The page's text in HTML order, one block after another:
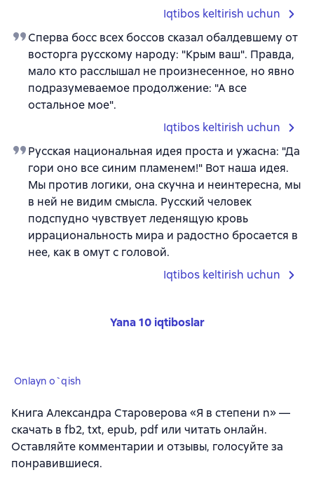
Iqtibos keltirish uchun
Сперва босс всех боссов сказал обалдевшему от
восторга русскому народу: "Крым ваш". Правда,
мало кто расслышал не произнесенное, но явно
подразумеваемое продолжение: "А все
остальное мое".
Iqtibos keltirish uchun
Русская национальная идея проста и ужасна: "Да
гори оно все синим пламенем!" Вот наша идея.
Мы против логики, она скучна и неинтересна, мы
в ней не видим смысла. Русский человек
подспудно чувствует леденящую кровь
иррациональность мира и радостно бросается в
нее, как в омут с головой.
Iqtibos keltirish uchun
Yana 10 iqtiboslar
Onlayn o`qish
Книга Александра Староверова «Я в степени n» —
скачать в fb2, txt, epub, pdf или читать онлайн.
Оставляйте комментарии и отзывы, голосуйте за
понравившиеся.